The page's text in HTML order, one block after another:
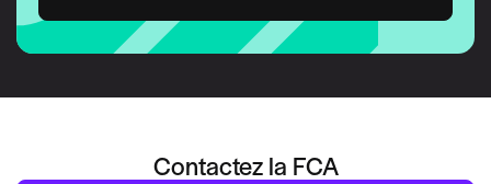
Contactez la FCA